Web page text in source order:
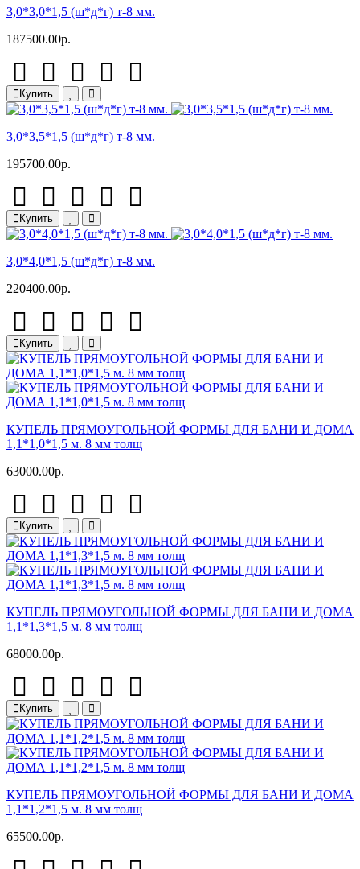
3,0*3,0*1,5 (ш*д*г) т-8 мм.
187500.00р.
Купить
3,0*3,5*1,5 (ш*д*г) т-8 мм.
195700.00р.
Купить
3,0*4,0*1,5 (ш*д*г) т-8 мм.
220400.00р.
Купить
КУПЕЛЬ ПРЯМОУГОЛЬНОЙ ФОРМЫ ДЛЯ БАНИ И ДОМА
1,1*1,0*1,5 м. 8 мм толщ
63000.00р.
Купить
КУПЕЛЬ ПРЯМОУГОЛЬНОЙ ФОРМЫ ДЛЯ БАНИ И ДОМА
1,1*1,3*1,5 м. 8 мм толщ
68000.00р.
Купить
КУПЕЛЬ ПРЯМОУГОЛЬНОЙ ФОРМЫ ДЛЯ БАНИ И ДОМА
1,1*1,2*1,5 м. 8 мм толщ
65500.00р.